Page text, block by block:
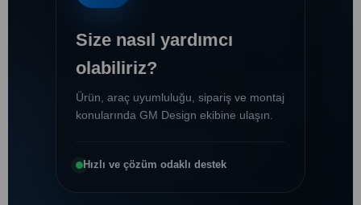
Size nasıl yardımcı
olabiliriz?
Ürün, araç uyumluluğu, sipariş ve montaj
konularında GM Design ekibine ulaşın.
Hızlı ve çözüm odaklı destek